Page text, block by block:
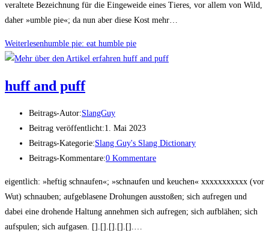
veraltete Bezeichnung für die Eingeweide eines Tieres, vor allem von Wild,
daher »umble pie«; da nun aber diese Kost mehr…
Weiterlesenhum­ble pie: eat hum­ble pie
huff and puff
Beitrags-Autor:SlangGuy
Beitrag veröffentlicht:1. Mai 2023
Beitrags-Kategorie:Slang Guy's Slang Dictionary
Beitrags-Kommentare:0 Kommentare
eigentlich: »heftig schnaufen«; »schnaufen und keuchen« xxxxxxxxxxx (vor
Wut) schnauben; aufgeblasene Drohungen ausstoßen; sich aufregen und
dabei eine drohende Haltung annehmen sich aufregen; sich aufblähen; sich
aufspulen; sich aufgasen. [].[].[].[].[].…